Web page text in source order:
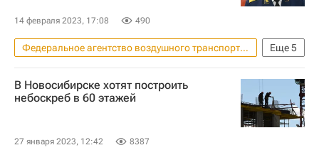
Инфраструктура
Строительство
14 февраля 2023, 17:08 490
Еще5
Федеральное агентство воздушного транспорта (Росавиация)
Владимир
Владимирская область
Александр Нерадько
Совет Федерации РФ
В Новосибирске хотят построить
небоскреб в 60 этажей
27 января 2023, 12:42 8387